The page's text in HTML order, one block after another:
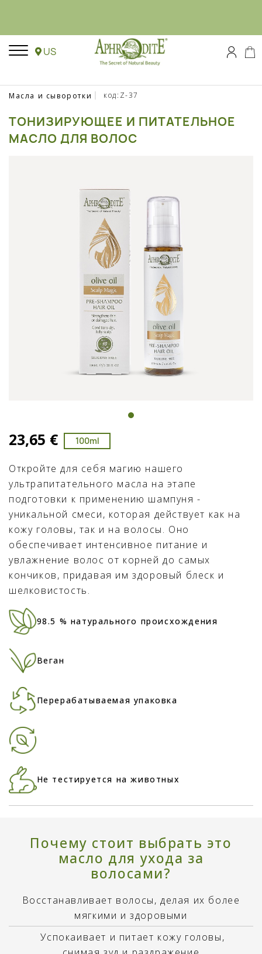
US
Масла и сыворотки код:Z-37
ТОНИЗИРУЮЩЕЕ И ПИТАТЕЛЬНОЕ
МАСЛО ДЛЯ ВОЛОС
23,65 € 100ml
Откройте для себя магию нашего
ультрапитательного масла на этапе
подготовки к применению шампуня -
уникальной смеси, которая действует как на
кожу головы, так и на волосы. Оно
обеспечивает интенсивное питание и
увлажнение волос от корней до самых
кончиков, придавая им здоровый блеск и
шелковистость.
98.5 % натурального происхождения
Веган
Перерабатываемая упаковка
Не тестируется на животных
Почему стоит выбрать это
масло для ухода за
волосами?
Восстанавливает волосы, делая их более
мягкими и здоровыми
Успокаивает и питает кожу головы,